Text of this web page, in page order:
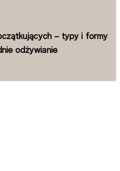
– typy i formy
odżywianie